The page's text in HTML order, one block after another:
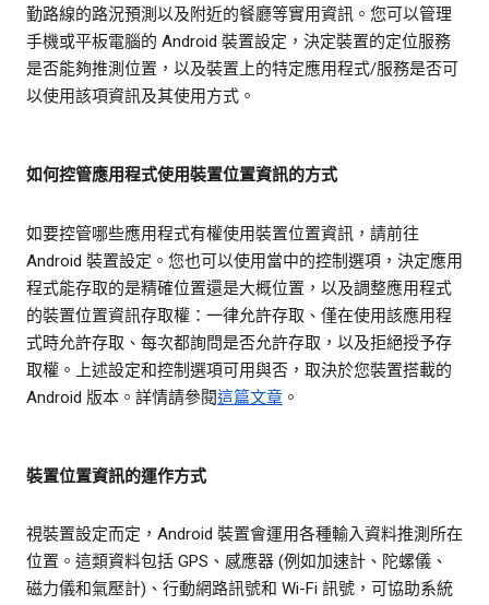
勤路線的路況預測以及附近的餐廳等實用資訊。您可以管理
手機或平板電腦的 Android 裝置設定，決定裝置的定位服務
是否能夠推測位置，以及裝置上的特定應用程式/服務是否可
以使用該項資訊及其使用方式。
如何控管應用程式使用裝置位置資訊的方式
如要控管哪些應用程式有權使用裝置位置資訊，請前往
Android 裝置設定。您也可以使用當中的控制選項，決定應用
程式能存取的是精確位置還是大概位置，以及調整應用程式
的裝置位置資訊存取權：一律允許存取、僅在使用該應用程
式時允許存取、每次都詢問是否允許存取，以及拒絕授予存
取權。上述設定和控制選項可用與否，取決於您裝置搭載的
Android 版本。詳情請參閱這篇文章 。
裝置位置資訊的運作方式
視裝置設定而定，Android 裝置會運用各種輸入資料推測所在
位置。這類資料包括 GPS、感應器 (例如加速計、陀螺儀、
磁力儀和氣壓計)、行動網路訊號和 Wi-Fi 訊號，可協助系統